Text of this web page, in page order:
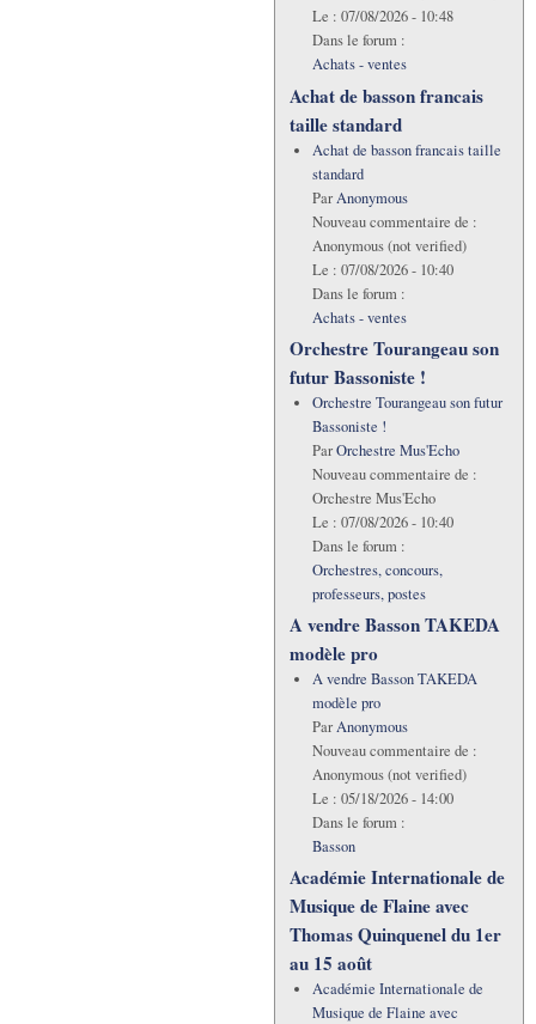
Le : 07/08/2026 - 10:48
Dans le forum :
Achats - ventes
Achat de basson francais
taille standard
Achat de basson francais taille
standard
ParAnonymous
Nouveau commentaire de :
Anonymous (not verified)
Le : 07/08/2026 - 10:40
Dans le forum :
Achats - ventes
Orchestre Tourangeau son
futur Bassoniste !
Orchestre Tourangeau son futur
Bassoniste !
ParOrchestre Mus'Echo
Nouveau commentaire de :
Orchestre Mus'Echo
Le : 07/08/2026 - 10:40
Dans le forum :
Orchestres, concours,
professeurs, postes
A vendre Basson TAKEDA
modèle pro
A vendre Basson TAKEDA
modèle pro
ParAnonymous
Nouveau commentaire de :
Anonymous (not verified)
Le : 05/18/2026 - 14:00
Dans le forum :
Basson
Académie Internationale de
Musique de Flaine avec
Thomas Quinquenel du 1er
au 15 août
Académie Internationale de
Musique de Flaine avec